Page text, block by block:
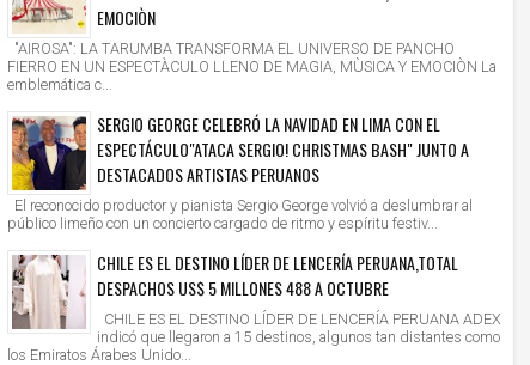
EMOCIÒN
"AIROSA": LA TARUMBA TRANSFORMA EL UNIVERSO DE PANCHO
FIERRO EN UN ESPECTÀCULO LLENO DE MAGIA, MÙSICA Y EMOCIÒN La
emblemática c...
SERGIO GEORGE CELEBRÓ LA NAVIDAD EN LIMA CON EL
ESPECTÁCULO"ATACA SERGIO! CHRISTMAS BASH" JUNTO A
DESTACADOS ARTISTAS PERUANOS
El reconocido productor y pianista Sergio George volvió a deslumbrar al
público limeño con un concierto cargado de ritmo y espíritu festiv...
CHILE ES EL DESTINO LÍDER DE LENCERÍA PERUANA,TOTAL
DESPACHOS US$ 5 MILLONES 488 A OCTUBRE
CHILE ES EL DESTINO LÍDER DE LENCERÍA PERUANA ADEX
indicó que llegaron a 15 destinos, algunos tan distantes como
los Emiratos Árabes Unido...